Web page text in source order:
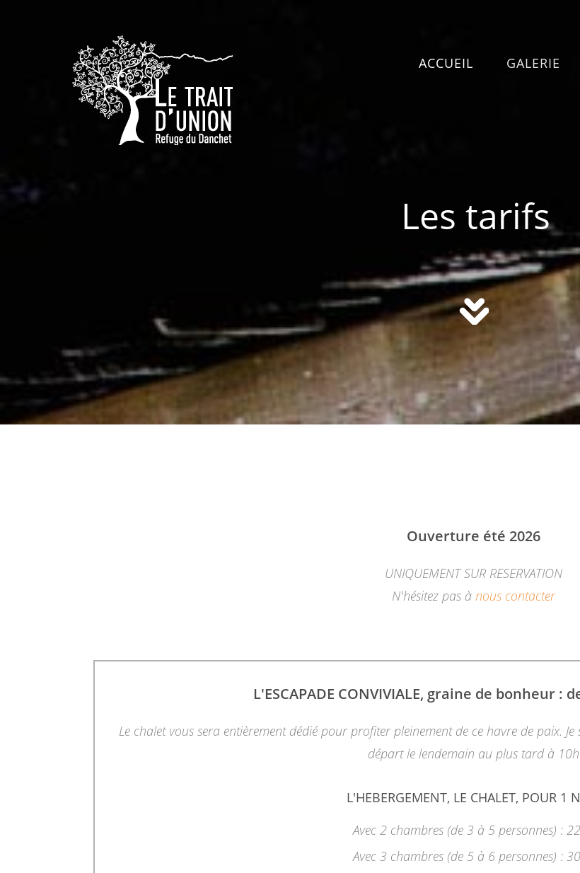
ACCUEIL GALERIE
Les tarifs
Ouverture été 2026
UNIQUEMENT SUR RESERVATION
N'hésitez pas à nous contacter
L'ESCAPADE CONVIVIALE, graine de bonheur :
Le chalet vous sera entièrement dédié pour profiter pleinement de ce havre de paix.
départ le lendemain au plus tard à 10h
L'HEBERGEMENT, LE CHALET, POUR 1
Avec 2 chambres (de 3 à 5 personnes) :
Avec 3 chambres (de 5 à 6 personnes) :